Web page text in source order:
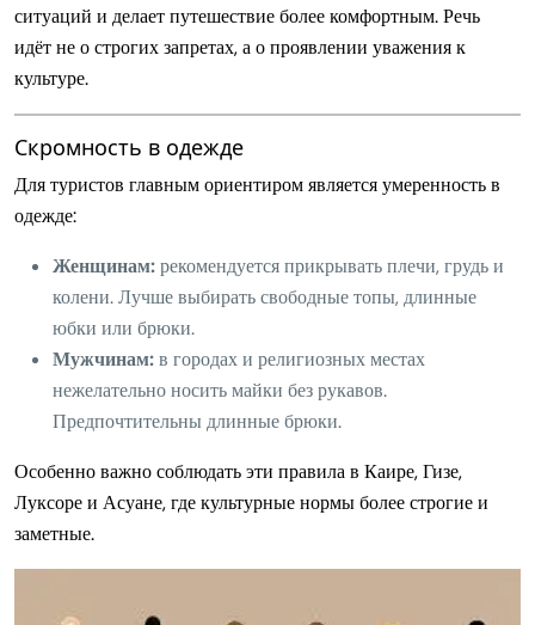
ситуаций и делает путешествие более комфортным. Речь
идёт не о строгих запретах, а о проявлении уважения к
культуре.
Скромность в одежде
Для туристов главным ориентиром является умеренность в
одежде:
Женщинам:рекомендуется прикрывать плечи, грудь и
колени. Лучше выбирать свободные топы, длинные
юбки или брюки.
Мужчинам:в городах и религиозных местах
нежелательно носить майки без рукавов.
Предпочтительны длинные брюки.
Особенно важно соблюдать эти правила в Каире, Гизе,
Луксоре и Асуане, где культурные нормы более строгие и
заметные.